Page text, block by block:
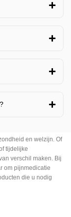
en welzijn. Of
tijdelijke
verschil maken. Bij
om pijnmedicatie
die u nodig